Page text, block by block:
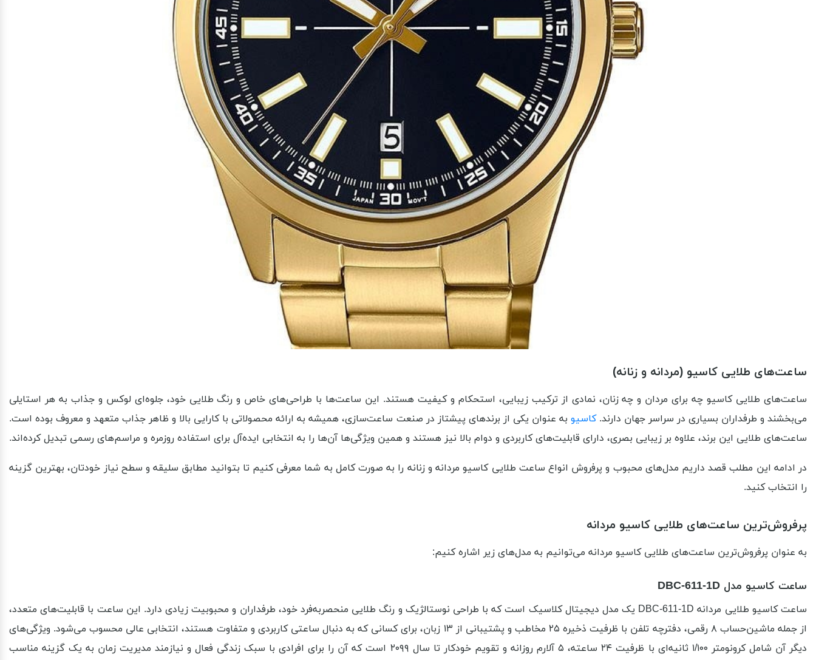
ساعت‌های طلایی کاسیو (مردانه و زنانه)
ساعت‌های طلایی کاسیو چه برای مردان و چه زنان، نمادی از ترکیب زیبایی، استحکام و کیفیت هستند. این ساعت‌ها با طراحی‌های خاص و رنگ طلایی خود، جلوه‌ای لوکس و جذاب به هر استایلی
می‌بخشند و طرفداران بسیاری در سراسر جهان دارند.کاسیو به عنوان یکی از برندهای پیشتاز در صنعت ساعت‌سازی، همیشه به ارائه محصولاتی با کارایی بالا و ظاهر جذاب متعهد و معروف بوده است.
ساعت‌های طلایی این برند، علاوه بر زیبایی بصری، دارای قابلیت‌های کاربردی و دوام بالا نیز هستند و همین ویژگی‌ها آن‌ها را به انتخابی ایده‌آل برای استفاده روزمره و مراسم‌های رسمی تبدیل کرده‌اند.
در ادامه این مطلب قصد داریم مدل‌های محبوب و پرفروش انواع ساعت طلایی کاسیو مردانه و زنانه را به‌ صورت کامل به شما معرفی کنیم تا بتوانید مطابق سلیقه و سطح نیاز خودتان، بهترین گزینه
را انتخاب کنید.
پرفروش‌ترین ساعت‌های طلایی کاسیو مردانه
به عنوان پرفروش‌ترین ساعت‌های طلایی کاسیو مردانه می‌توانیم به مدل‌های زیر اشاره کنیم:
ساعت کاسیو مدل DBC-611-1D
ساعت کاسیو طلایی مردانه DBC-611-1D یک مدل دیجیتال کلاسیک است که با طراحی نوستالژیک و رنگ طلایی منحصربه‌فرد خود، طرفداران و محبوبیت زیادی دارد. این ساعت با قابلیت‌های متعدد،
از جمله ماشین‌حساب ۸ رقمی، دفترچه تلفن با ظرفیت ذخیره ۲۵ مخاطب و پشتیبانی از ۱۳ زبان، برای کسانی که به دنبال ساعتی کاربردی و متفاوت هستند، انتخابی عالی محسوب می‌شود. ویژگی‌های
دیگر آن شامل کرونومتر ۱/۱۰۰ ثانیه‌ای با ظرفیت ۲۴ ساعته، ۵ آلارم روزانه و تقویم خودکار تا سال ۲۰۹۹ است که آن را برای افرادی با سبک زندگی فعال و نیازمند مدیریت زمان به یک گزینه مناسب